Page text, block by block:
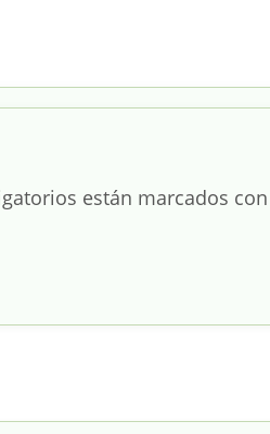
están marcados con